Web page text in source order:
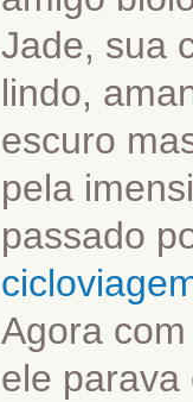
Jade, sua
lindo,
escuro
pela
passado
Agora
ele parava